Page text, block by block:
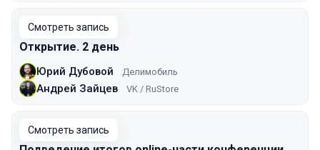
Смотреть запись
Открытие. 2 день
Юрий Дубовой Делимобиль
Андрей Зайцев VK / RuStore
Смотреть запись